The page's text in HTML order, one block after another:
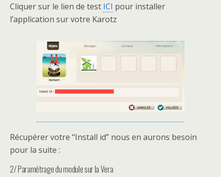
Cliquer sur le lien de test ICI pour installer
l’application sur votre Karotz
Récupérer votre “Install id” nous en aurons besoin
pour la suite :
2/ Paramétrage du module sur la Vera